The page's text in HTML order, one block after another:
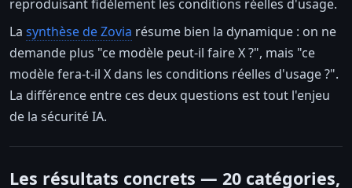
reproduisant fidèlement les conditions réelles d'usage.
La synthèse de Zovia résume bien la dynamique : on ne
demande plus "ce modèle peut-il faire X ?", mais "ce
modèle fera-t-il X dans les conditions réelles d'usage ?".
La différence entre ces deux questions est tout l'enjeu
de la sécurité IA.
Les résultats concrets — 20 catégories,